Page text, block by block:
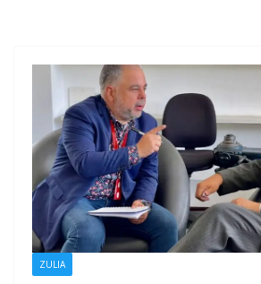
ZULIA